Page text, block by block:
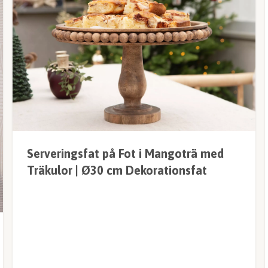
Serveringsfat på Fot i Mangoträ med
Träkulor | Ø30 cm Dekorationsfat